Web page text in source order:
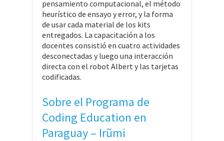
pensamiento computacional, el método
heurístico de ensayo y error, y la forma
de usar cada material de los kits
entregados. La capacitación a los
docentes consistió en cuatro actividades
desconectadas y luego una interacción
directa con el robot Albert y las tarjetas
codificadas.
Sobre el Programa de
Coding Education en
Paraguay – Irũmi